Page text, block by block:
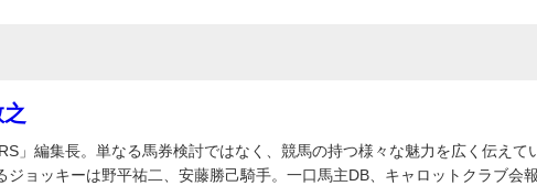
」編集長。単なる馬券検討ではなく、競馬の持つ様々な魅力を広く伝え
ジョッキーは野平祐二、安藤勝己騎手。一口馬主DB、キャロットクラブ会